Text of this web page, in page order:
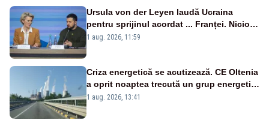
Ursula von der Leyen laudă Ucraina
pentru sprijinul acordat ... Franței. Nicio
reacție privind ajutorul energetic promis
1 aug. 2026, 11:59
Criza energetică se acutizează. CE Oltenia
a oprit noaptea trecută un grup energetic
de la Rovinari
1 aug. 2026, 13:41